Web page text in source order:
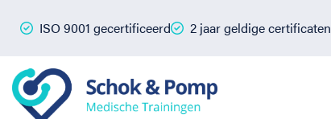
ISO 9001 gecertificeerd 2 jaar geldige certificaten